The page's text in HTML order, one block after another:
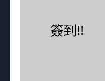
簽到!!